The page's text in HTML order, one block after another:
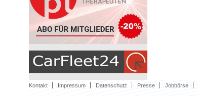
Kontakt Impressum Datenschutz Presse Jobbörse